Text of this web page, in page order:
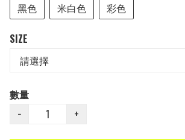
黑色
米白色 彩色
SIZE
數量
−
+